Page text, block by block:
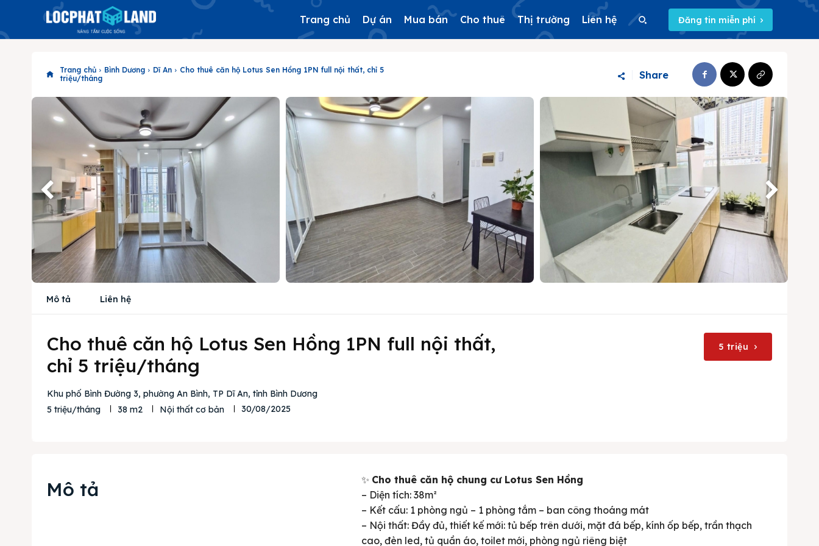
Search
Trang chủ Dự án Mua bán Cho thuê Thị trường Liên hệ Đăng tin miễn phí
Trang chủ Bình Dương Dĩ An
Cho thuê căn hộ Lotus Sen Hồng 1PN full nội thất, chỉ 5
triệu/tháng
Share
Mô tả Liên hệ
Cho thuê căn hộ Lotus Sen Hồng 1PN full nội thất,
chỉ 5 triệu/tháng
Khu phố Bình Đường 3, phường An Bình, TP Dĩ An, tỉnh Bình Dương
5 triệu/tháng
38 m2 Nội thất cơ bản 30/08/2025
5 triệu
Mô tả ✨ Cho thuê căn hộ chung cư Lotus Sen Hồng
– Diện tích: 38m²
– Kết cấu: 1 phòng ngủ – 1 phòng tắm – ban công thoáng mát
– Nội thất: Đầy đủ, thiết kế mới: tủ bếp trên dưới, mặt đá bếp, kính ốp bếp, trần thạch
cao, đèn led, tủ quần áo, toilet mới, phòng ngủ riêng biệt